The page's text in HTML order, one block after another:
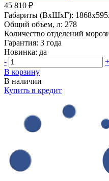
45 810 ₽
Габариты (ВхШхГ):
Общий объем, л: 278
Количество отделений
Гарантия: 3 года
Новинка: да
-
+
В корзину
В наличии
Купить в кредит